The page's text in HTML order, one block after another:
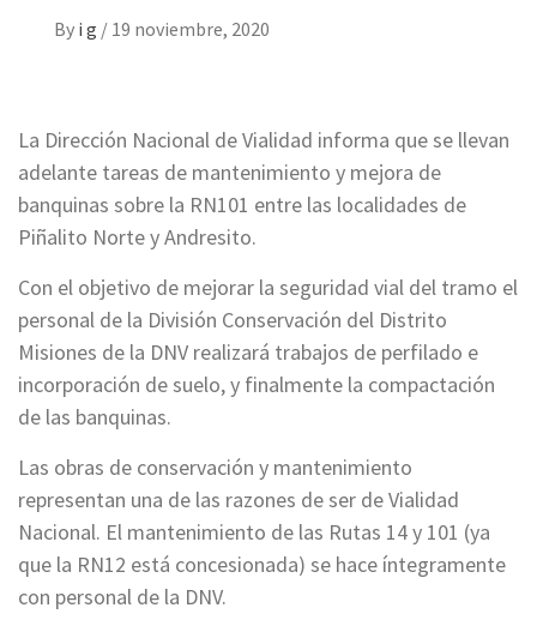
By i g / 19 noviembre, 2020
La Dirección Nacional de Vialidad informa que se llevan
adelante tareas de mantenimiento y mejora de
banquinas sobre la RN101 entre las localidades de
Piñalito Norte y Andresito.
Con el objetivo de mejorar la seguridad vial del tramo el
personal de la División Conservación del Distrito
Misiones de la DNV realizará trabajos de perfilado e
incorporación de suelo, y finalmente la compactación
de las banquinas.
Las obras de conservación y mantenimiento
representan una de las razones de ser de Vialidad
Nacional. El mantenimiento de las Rutas 14 y 101 (ya
que la RN12 está concesionada) se hace íntegramente
con personal de la DNV.